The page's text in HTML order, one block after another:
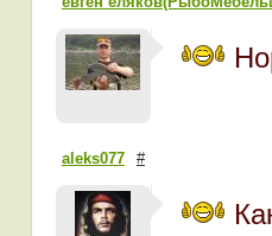
aleks077 #